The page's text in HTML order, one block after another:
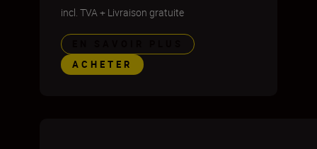
incl. TVA+ Livraison gratuite
ACHETER